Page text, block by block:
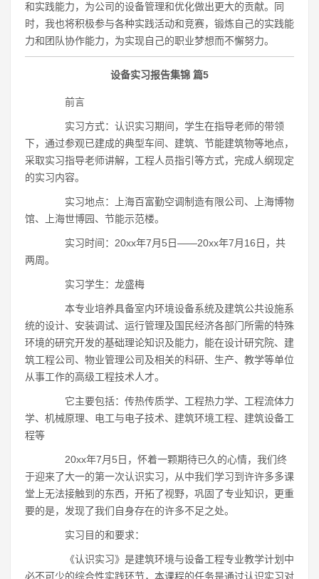
和实践能力，为公司的设备管理和优化做出更大的贡献。同
时，我也将积极参与各种实践活动和竞赛，锻炼自己的实践能
力和团队协作能力，为实现自己的职业梦想而不懈努力。
设备实习报告集锦 篇5
前言
实习方式：认识实习期间，学生在指导老师的带领
下，通过参观已建成的典型车间、建筑、节能建筑物等地点，
采取实习指导老师讲解，工程人员指引等方式，完成人纲现定
的实习内容。
实习地点：上海百富勤空调制造有限公司、上海博物
馆、上海世博园、节能示范楼。
实习时间：20xx年7月5日――20xx年7月16日，共
两周。
实习学生：龙盛梅
本专业培养具备室内环境设备系统及建筑公共设施系
统的设计、安装调试、运行管理及国民经济各部门所需的特殊
环境的研究开发的基础理论知识及能力，能在设计研究院、建
筑工程公司、物业管理公司及相关的科研、生产、教学等单位
从事工作的高级工程技术人才。
它主要包括：传热传质学、工程热力学、工程流体力
学、机械原理、电工与电子技术、建筑环境工程、建筑设备工
程等
20xx年7月5日，怀着一颗期待已久的心情，我们终
于迎来了大一的第一次认识实习，从中我们学习到许许多多课
堂上无法接触到的东西，开拓了视野，巩固了专业知识，更重
要的是，发现了我们自身存在的许多不足之处。
实习目的和要求：
《认识实习》是建筑环境与设备工程专业教学计划中
必不可少的综合性实践环节，本课程的任务是通过认识实习对